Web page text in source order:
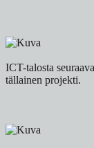
ICT-talosta
tällainen projekti.